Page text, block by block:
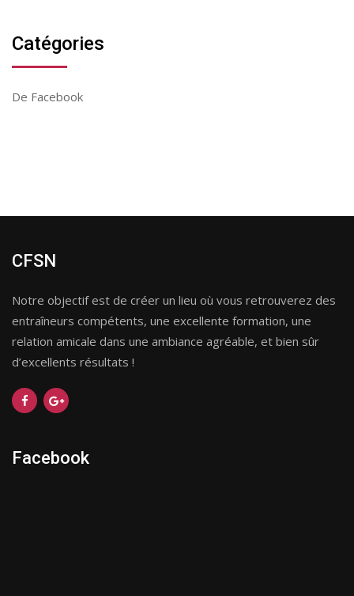
Catégories
De Facebook
CFSN
Notre objectif est de créer un lieu où vous retrouverez des
entraîneurs compétents, une excellente formation, une
relation amicale dans une ambiance agréable, et bien sûr
d’excellents résultats !
Facebook